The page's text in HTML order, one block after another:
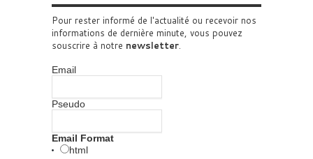
Pour rester informé de l'actualité ou recevoir nos
informations de dernière minute, vous pouvez
souscrire à notre newsletter.
Email
Pseudo
Email Format
html